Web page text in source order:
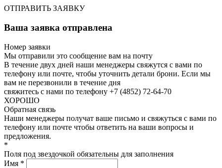
ОТПРАВИТЬ ЗАЯВКУ
Ваша заявка отправлена
Номер заявки
Мы отправили это сообщение вам на почту
В течение двух дней наши менеджеры свяжутся с вами по
телефону или почте, чтобы уточнить детали брони. Если мы
вам не перезвонили в течение дня
свяжитесь с нами по телефону +7 (4852) 72-64-70
ХОРОШО
Обратная связь
Наши менеджеры получат ваше письмо и свяжуться с вами по
телефону или почте чтобы ответить на ваши вопросы и
предложения.
*
Поля под звездочкой обязательны для заполнения
Имя *